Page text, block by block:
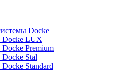
Docke
Docke LUX
Premium
Stal
Standard